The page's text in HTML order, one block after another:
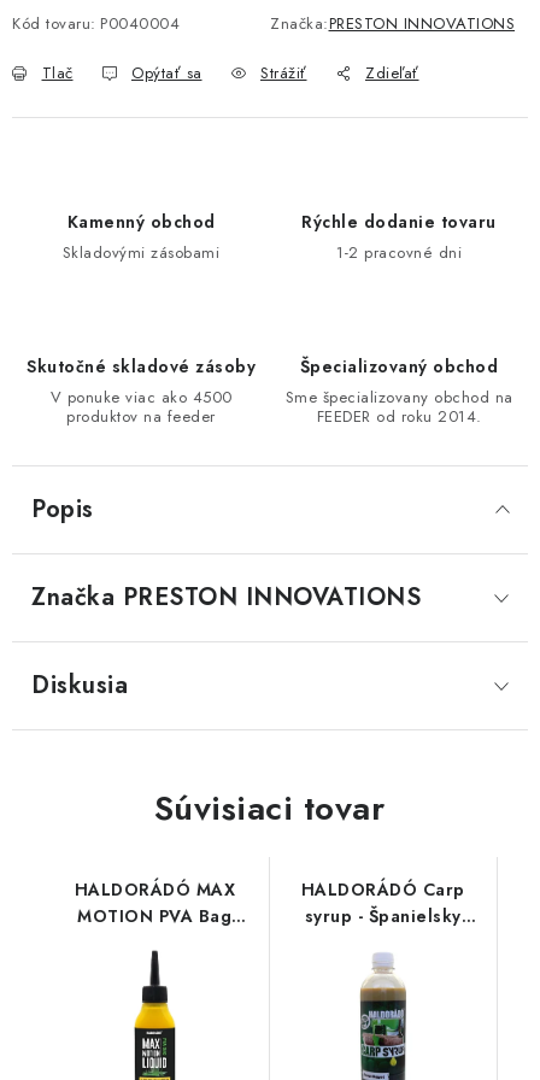
DOPRAVA
VŠEOBECNÉ NARIADENIE O BEZPEČNOSTI
PRODUKTOV (GPSR)
Doprava Navštívte našu predajňu v MARCELOVEJ »
Kód tovaru: P0040004 Značka:PRESTON INNOVATIONS
Tlač Opýtať sa Strážiť Zdieľať
Kamenný obchod
Skladovými zásobami
Rýchle dodanie tovaru
1-2 pracovné dni
Skutočné skladové zásoby
V ponuke viac ako 4500
produktov na feeder
Špecializovaný obchod
Sme špecializovany obchod na
FEEDER od roku 2014.
Popis
Značka PRESTON INNOVATIONS
Diskusia
Súvisiaci tovar
HALDORÁDÓ MAX
MOTION PVA Bag
Corn
HALDORÁDÓ Carp
syrup - Španielsky